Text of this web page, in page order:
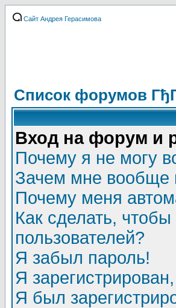
Сайт Андрея Герасимова
Список форумов
Вход на форум и
Почему я не могу
Зачем мне вообще
Почему меня
Как сделать,
пользователей?
Я забыл пароль!
Я
Я был